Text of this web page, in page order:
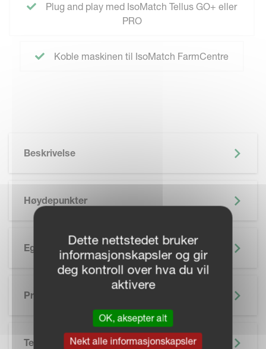
Plug and play med IsoMatch Tellus GO+ eller
PRO
Koble maskinen til IsoMatch FarmCentre
Beskrivelse
Høydepunkter
Egenskaper
Presisjonslandbruk
Tekniske Spesifikasjoner
Dette nettstedet bruker
informasjonskapsler og gir
deg kontroll over hva du vil
aktivere
OK, aksepter alt
Nekt alle informasjonskapsler